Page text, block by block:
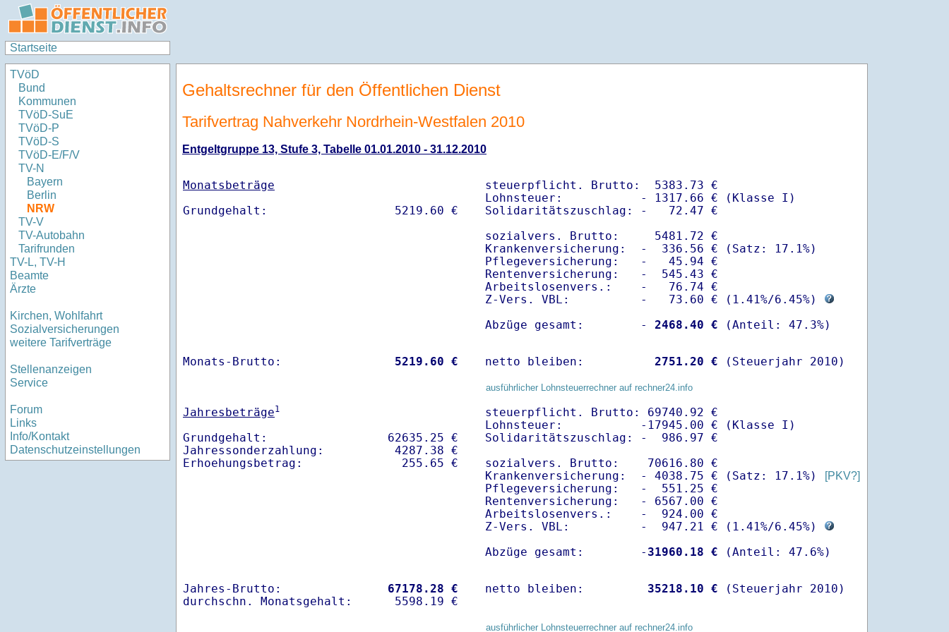
Startseite
TVöD
Bund
Kommunen
TVöD-SuE
TVöD-P
TVöD-S
TVöD-E/F/V
TV-N
Bayern
Berlin
NRW
TV-V
TV-Autobahn
Tarifrunden
TV-L, TV-H
Beamte
Ärzte
Kirchen, Wohlfahrt
Sozialversicherungen
weitere Tarifverträge
Stellenanzeigen
Service
Forum
Links
Info/Kontakt
Datenschutzeinstellungen
Gehaltsrechner für den Öffentlichen Dienst
Tarifvertrag Nahverkehr Nordrhein-Westfalen 2010
Entgeltgruppe 13, Stufe 3, Tabelle 01.01.2010 - 31.12.2010
Monatsbeträge
steuerpflicht. Brutto:  5383.73 €
Lohnsteuer:           - 1317.66 € (Klasse I)
Solidaritätszuschlag: -   72.47 €
sozialvers. Brutto:     5481.72 €
Krankenversicherung:  -  336.56 € (Satz: 17.1%)
Pflegeversicherung:   -   45.94 €
Rentenversicherung:   -  545.43 €
Arbeitslosenvers.:    -   76.74 €
Z-Vers. VBL:          -   73.60 € ( 1.41%/6.45%)
Abzüge gesamt:        -
2468.40 €
Monats-Brutto: 5219.60 € netto bleiben: 2751.20 € (Steuerjahr 2010)
ausführlicher Lohnsteuerrechner auf rechner24.info
Jahresbeträge1
Grundgehalt:                 62635.25 €
Jahressonderzahlung:          4287.38 €
steuerpflicht. Brutto: 69740.92 €
Lohnsteuer:           -17945.00 € (Klasse I)
Solidaritätszuschlag: -  986.97 €
sozialvers. Brutto:    70616.80 €
Krankenversicherung:  - 4038.75 € (Satz: 17.1%)
[PKV?]
Pflegeversicherung:   -  551.25 €
Rentenversicherung:   - 6567.00 €
Arbeitslosenvers.:    -  924.00 €
Z-Vers. VBL:          -  947.21 € ( 1.41%/6.45%)
Abzüge gesamt:        - 31960.18 €
Jahres-Brutto: 67178.28 €
netto bleiben: 35218.10 € (Steuerjahr 2010)
ausführlicher Lohnsteuerrechner auf rechner24.info